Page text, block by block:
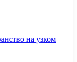
на узком